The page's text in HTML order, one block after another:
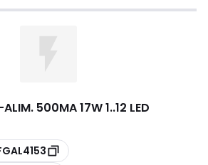
ALIM. 500MA 17W 1..12 LED